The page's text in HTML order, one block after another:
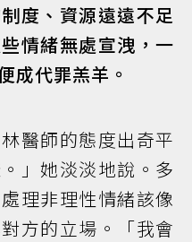
度、資源遠遠不足
情緒無處宣洩，一
成代罪羔羊。
醫師的態度出奇平
」她淡淡地說。多
理非理性情緒該像
方的立場。「我會